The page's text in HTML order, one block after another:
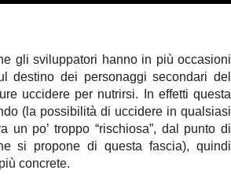
gli sviluppatori hanno in più occasioni
destino dei personaggi secondari del
uccidere per nutrirsi. In effetti questa
(la possibilità di uccidere in qualsiasi
un po’ troppo “rischiosa”, dal punto di
si propone di questa fascia), quindi
concrete.